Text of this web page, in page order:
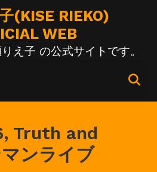
(KISE RIEKO)
WEB
え子 の公式サイトです。
Truth and
ンライブ